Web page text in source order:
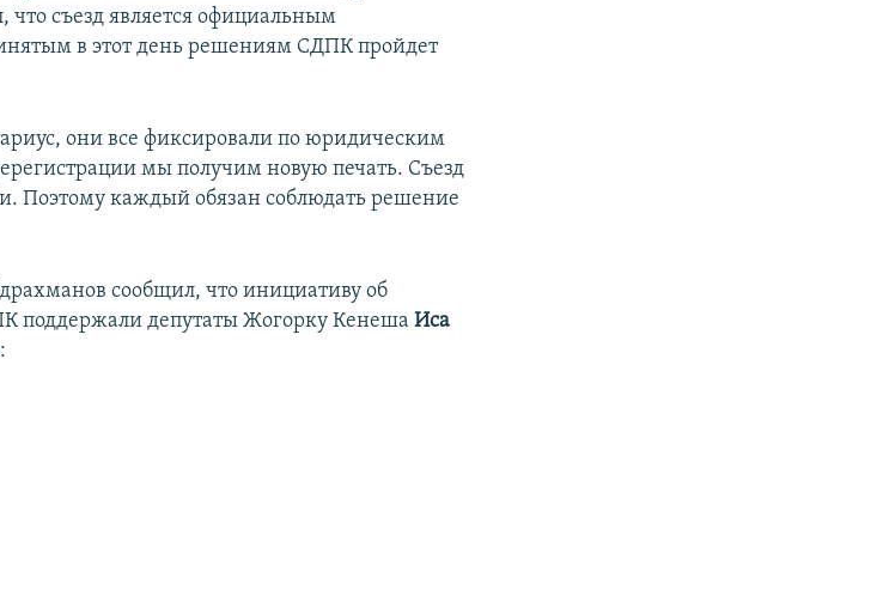
что съезд является официальным
в этот день решениям СДПК пройдет
они все фиксировали по юридическим
мы получим новую печать. Съезд
Поэтому каждый обязан соблюдать решение
сообщил, что инициативу об
поддержали депутаты Жогорку КенешаИса
: